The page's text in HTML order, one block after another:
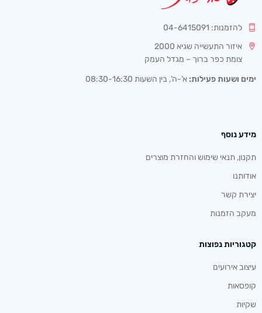
להזמנות: 04-6415091
איזור התעשייה שגיא 2000
צומת כפר ברוך – מגדל העמק
ימים ושעות פעילות: א’-ה’, בין השעות 08:30-16:30
מידע נוסף
תקנון, תנאי שימוש והחזרת מוצרים
אודותנו
יצירת קשר
מעקב הזמנות
קטגוריות נפוצות
עיצוב אירועים
קופסאות
שקיות